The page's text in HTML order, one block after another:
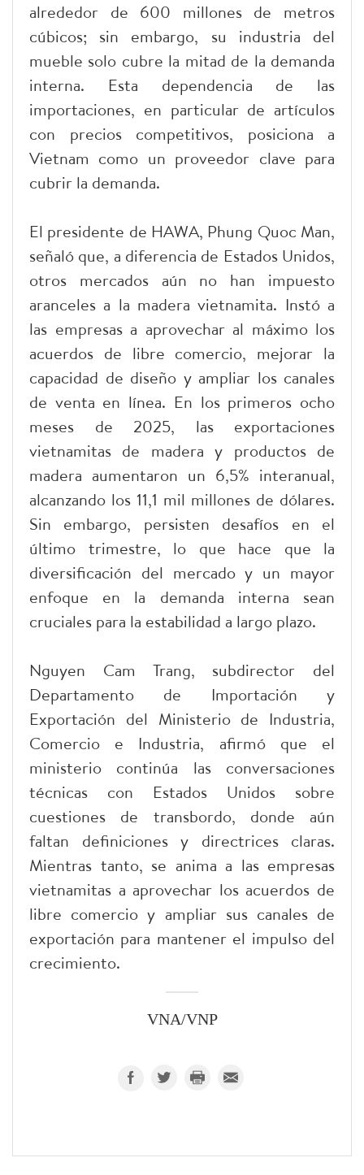
alrededor de 600 millones de metros
cúbicos; sin embargo, su industria del
mueble solo cubre la mitad de la demanda
interna. Esta dependencia de las
importaciones, en particular de artículos
con precios competitivos, posiciona a
Vietnam como un proveedor clave para
cubrir la demanda.
El presidente de HAWA, Phung Quoc Man,
señaló que, a diferencia de Estados Unidos,
otros mercados aún no han impuesto
aranceles a la madera vietnamita. Instó a
las empresas a aprovechar al máximo los
acuerdos de libre comercio, mejorar la
capacidad de diseño y ampliar los canales
de venta en línea. En los primeros ocho
meses de 2025, las exportaciones
vietnamitas de madera y productos de
madera aumentaron un 6,5% interanual,
alcanzando los 11,1 mil millones de dólares.
Sin embargo, persisten desafíos en el
último trimestre, lo que hace que la
diversificación del mercado y un mayor
enfoque en la demanda interna sean
cruciales para la estabilidad a largo plazo.
Nguyen Cam Trang, subdirector del
Departamento de Importación y
Exportación del Ministerio de Industria,
Comercio e Industria, afirmó que el
ministerio continúa las conversaciones
técnicas con Estados Unidos sobre
cuestiones de transbordo, donde aún
faltan definiciones y directrices claras.
Mientras tanto, se anima a las empresas
vietnamitas a aprovechar los acuerdos de
libre comercio y ampliar sus canales de
exportación para mantener el impulso del
crecimiento.
VNA/VNP